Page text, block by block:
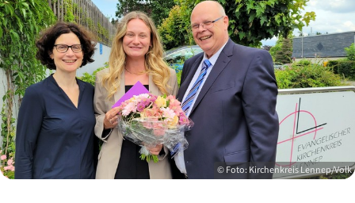
© Foto: Kirchenkreis Lennep/Volk